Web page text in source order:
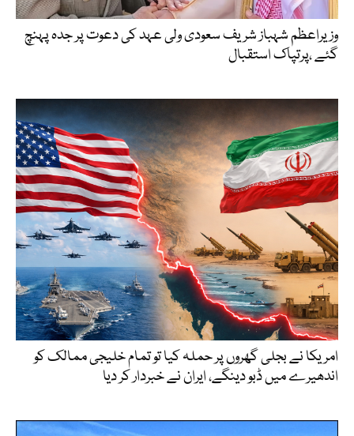
وزیراعظم شہباز شریف سعودی ولی عہد کی دعوت پر جدہ پہنچ
گئے ،پرتپاک استقبال
امریکا نے بجلی گھروں پر حملہ کیا تو تمام خلیجی ممالک کو
اندھیرے میں ڈبو دینگے، ایران نے خبردار کر دیا